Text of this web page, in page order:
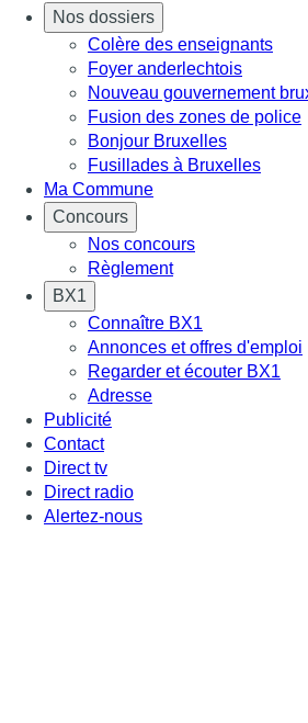
Nos dossiers
Colère des enseignants
Foyer anderlechtois
Nouveau gouvernement
Fusion des zones de police
Bonjour Bruxelles
Fusillades à Bruxelles
Ma Commune
Concours
Nos concours
Règlement
BX1
Connaître BX1
Annonces et offres d'emploi
Regarder et écouter BX1
Adresse
Publicité
Contact
Direct tv
Direct radio
Alertez-nous